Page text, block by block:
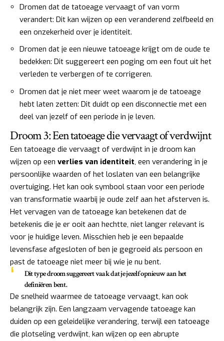
Dromen dat de tatoeage vervaagt of van vorm
verandert: Dit kan wijzen op een veranderend zelfbeeld en
een onzekerheid over je identiteit.
Dromen dat je een nieuwe tatoeage krijgt om de oude te
bedekken: Dit suggereert een poging om een fout uit het
verleden te verbergen of te corrigeren.
Dromen dat je niet meer weet waarom je de tatoeage
hebt laten zetten: Dit duidt op een disconnectie met een
deel van jezelf of een periode in je leven.
Droom 3: Een tatoeage die vervaagt of verdwijnt
Een tatoeage die vervaagt of verdwijnt in je droom kan
wijzen op een verlies van identiteit, een verandering in je
persoonlijke waarden of het loslaten van een belangrijke
overtuiging. Het kan ook symbool staan voor een periode
van transformatie waarbij je oude zelf aan het afsterven is.
Het vervagen van de tatoeage kan betekenen dat de
betekenis die je er ooit aan hechtte, niet langer relevant is
voor je huidige leven. Misschien heb je een bepaalde
levensfase afgesloten of ben je gegroeid als persoon en
past de tatoeage niet meer bij wie je nu bent.
Dit type droom suggereert vaak dat je jezelf opnieuw aan het
definiëren bent.
De snelheid waarmee de tatoeage vervaagt, kan ook
belangrijk zijn. Een langzaam vervagende tatoeage kan
duiden op een geleidelijke verandering, terwijl een tatoeage
die plotseling verdwijnt, kan wijzen op een abrupte